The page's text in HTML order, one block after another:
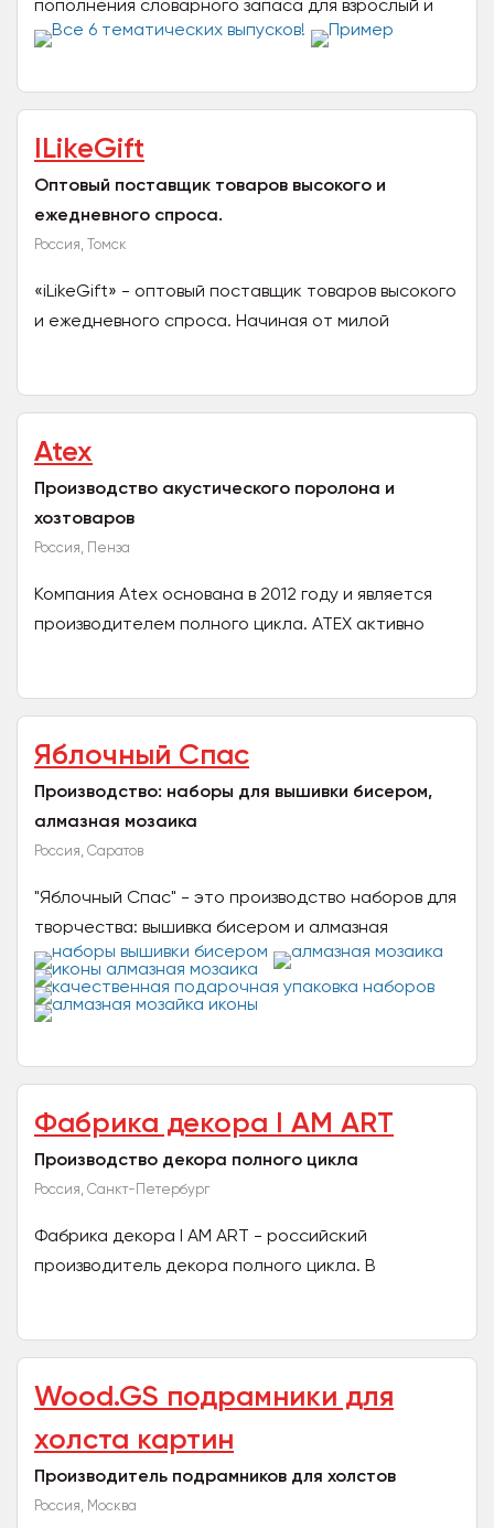
пополнения словарного запаса для взрослый и
детей! Благодаря мнемотехнике и ярким образам
ILikeGift
Оптовый поставщик товаров высокого и
ежедневного спроса.
Россия, Томск
«iLikeGift» - оптовый поставщик товаров высокого
и ежедневного спроса. Начиная от милой
Atex
Производство акустического поролона и
хозтоваров
Россия, Пенза
Компания Atex основана в 2012 году и является
производителем полного цикла. АТЕХ активно
Яблочный Спас
Производство: наборы для вышивки бисером,
алмазная мозаика
Россия, Саратов
"Яблочный Спас" - это производство наборов для
творчества: вышивка бисером и алмазная
мозаика. Только авторские разработки по
картинам российских...
Фабрика декора I AM ART
Производство декора полного цикла
Россия, Санкт-Петербург
Фабрика декора I AM ART - российский
производитель декора полного цикла. В
Wood.GS подрамники для
холста картин
Производитель подрамников для холстов
Россия, Москва